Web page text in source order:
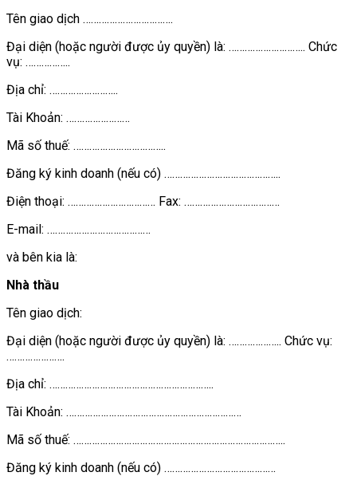
Tên giao dịch …………………………….
Đại diện (hoặc người được ủy quyền) là: ……………………….. Chức
vụ: ……………..
Địa chỉ: ……………………..
Tài Khoản: ……………………
Mã số thuế: ……………………………..
Đăng ký kinh doanh (nếu có) ……………………………………..
Điện thoại: …………………………… Fax: ………………………………
E-mail: …………………………………
và bên kia là:
Nhà thầu
Tên giao dịch:
Đại diện (hoặc người được ủy quyền) là: ……………….. Chức vụ:
………………….
Địa chỉ: ……………………………………………………..
Tài Khoản: …………………………………………………………
Mã số thuế: ……………………………………………………………………..
Đăng ký kinh doanh (nếu có) ……………………………………